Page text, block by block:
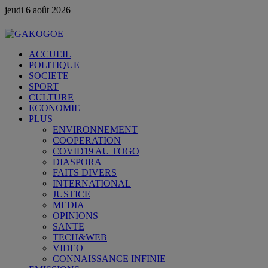
jeudi 6 août 2026
ACCUEIL
POLITIQUE
SOCIETE
SPORT
CULTURE
ECONOMIE
PLUS
ENVIRONNEMENT
COOPERATION
COVID19 AU TOGO
DIASPORA
FAITS DIVERS
INTERNATIONAL
JUSTICE
MEDIA
OPINIONS
SANTE
TECH&WEB
VIDEO
CONNAISSANCE INFINIE